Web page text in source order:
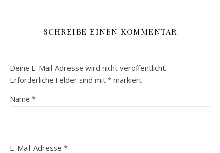
SCHREIBE EINEN KOMMENTAR
Deine E-Mail-Adresse wird nicht veröffentlicht.
Erforderliche Felder sind mit * markiert
Name *
E-Mail-Adresse *